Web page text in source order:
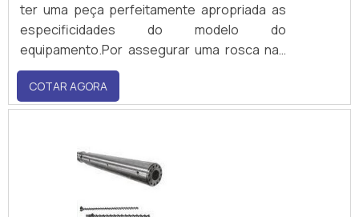
ter uma peça perfeitamente apropriada as
especificidades do modelo do
equipamento.Por assegurar uma rosca nas
dimensões corretas, optar por uma empresa
especialista na fabricação é essencial para a
segurança operacional, eliminando danos
adicionais sobre a.
COTAR AGORA